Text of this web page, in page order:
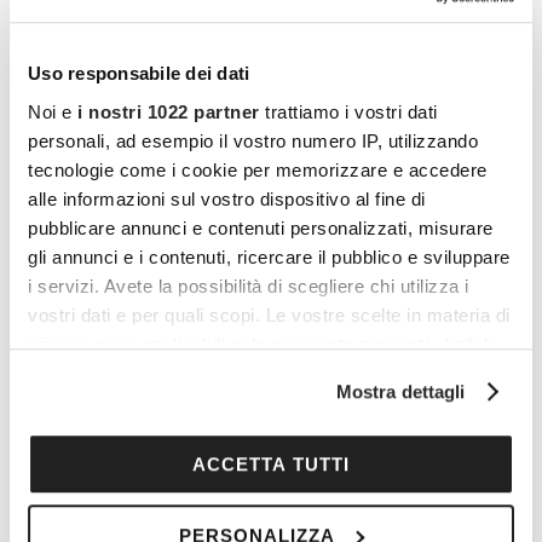
Uso responsabile dei dati
Noi e i nostri 1022 partner trattiamo i vostri dati
personali, ad esempio il vostro numero IP, utilizzando
tecnologie come i cookie per memorizzare e accedere
alle informazioni sul vostro dispositivo al fine di
pubblicare annunci e contenuti personalizzati, misurare
gli annunci e i contenuti, ricercare il pubblico e sviluppare
i servizi. Avete la possibilità di scegliere chi utilizza i
vostri dati e per quali scopi. Le vostre scelte in materia di
privacy sono applicabili solo su questa proprietà digitale
modificare o revocare il proprio consenso in qualsiasi
momento dalla Dichiarazione sui cookie o facendo clic
sull'icona di attivazione della privacy.
Mostra dettagli
ACCETTA TUTTI
PERSONALIZZA
Vuoi commentare l’articolo? Iscriviti
alla community e partecipa alla
discussione.